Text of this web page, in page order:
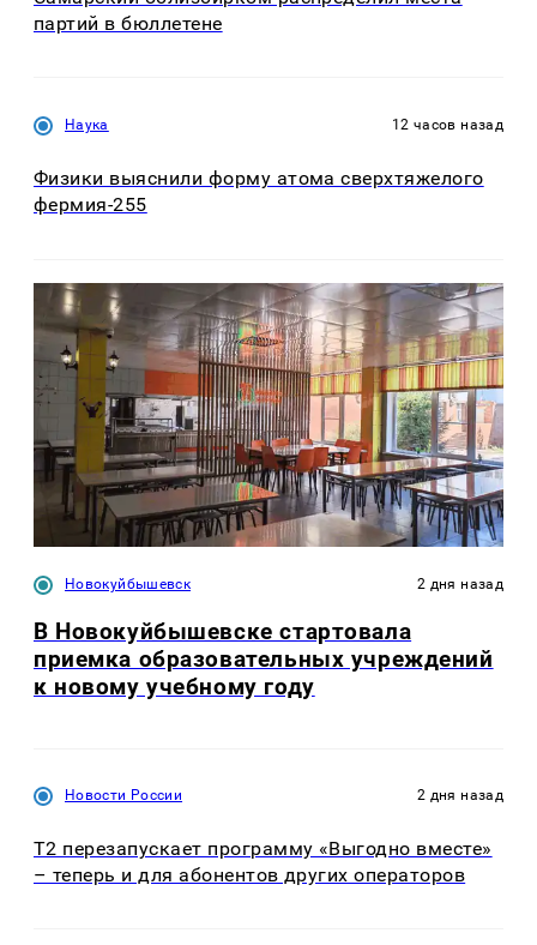
партий в бюллетене
Наука 12 часов назад
Физики выяснили форму атома сверхтяжелого
фермия-255
Новокуйбышевск 2 дня назад
В Новокуйбышевске стартовала
приемка образовательных учреждений
к новому учебному году
Новости России 2 дня назад
Т2 перезапускает программу «Выгодно вместе»
– теперь и для абонентов других операторов